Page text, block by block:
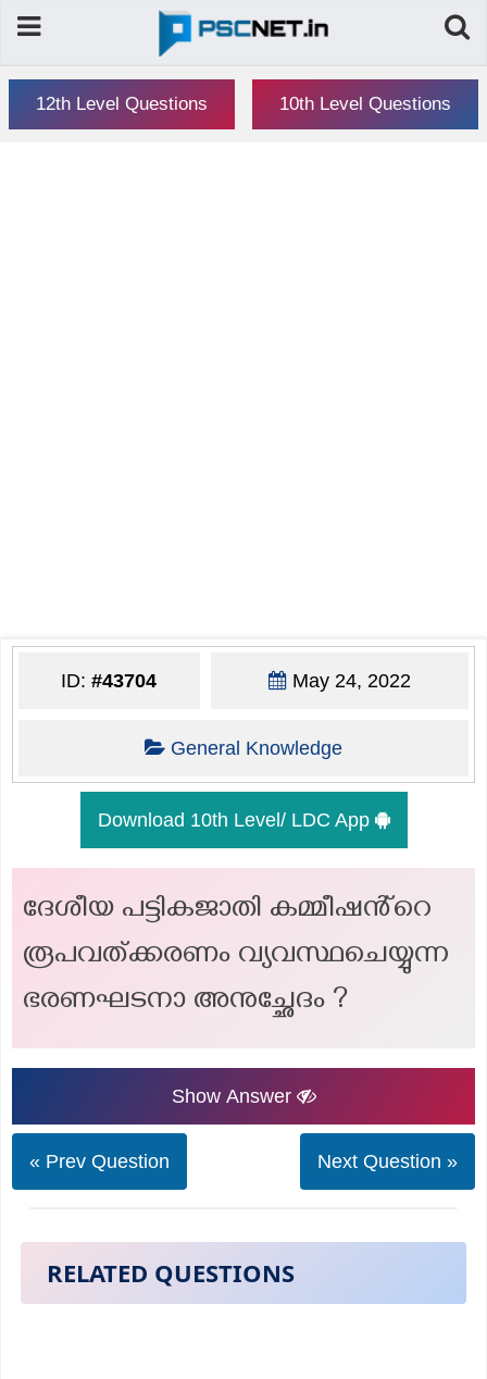
12th Level Questions 10th Level Questions
ID:#43704 May 24, 2022
General Knowledge
Download 10th Level/ LDC App
ദേശീയ പട്ടികജാതി കമ്മീഷൻ്റെ
രൂപവത്ക്കരണം വ്യവസ്ഥചെയ്യുന്ന
ഭരണഘടനാ അനുച്ഛേദം ?
Show Answer
« Prev Question Next Question »
RELATED QUESTIONS